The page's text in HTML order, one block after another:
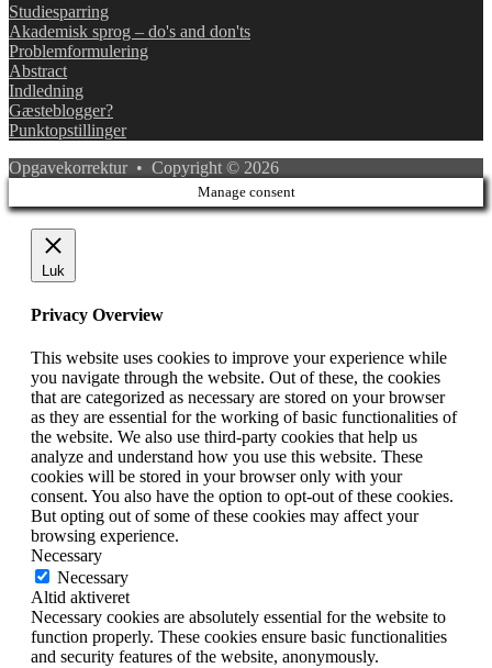
Studiesparring
Akademisk sprog – do's and don'ts
Problemformulering
Abstract
Indledning
Gæsteblogger?
Punktopstillinger
Opgavekorrektur • Copyright © 2026
Manage consent
Luk
Privacy Overview
This website uses cookies to improve your experience while
you navigate through the website. Out of these, the cookies
that are categorized as necessary are stored on your browser
as they are essential for the working of basic functionalities of
the website. We also use third-party cookies that help us
analyze and understand how you use this website. These
cookies will be stored in your browser only with your
consent. You also have the option to opt-out of these cookies.
But opting out of some of these cookies may affect your
browsing experience.
Necessary
Necessary
Altid aktiveret
Necessary cookies are absolutely essential for the website to
function properly. These cookies ensure basic functionalities
and security features of the website, anonymously.